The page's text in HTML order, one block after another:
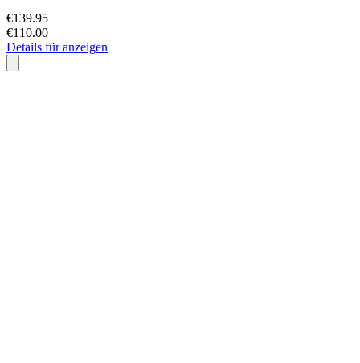
€139.95
€110.00
Details für anzeigen